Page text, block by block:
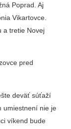
Poprad. Aj
Vikartovce.
a tretie Novej
pred
deväť súťaží
umiestnení nie je
víkend bude